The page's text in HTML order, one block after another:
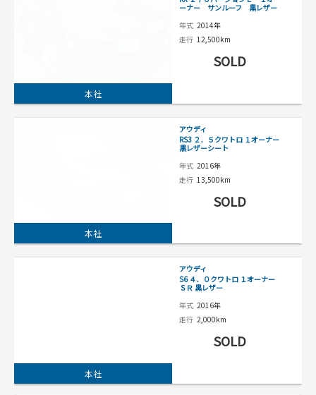
本社
ーナー サンルーフ 黒レザー
年式 2014年
走行 12,500km
SOLD
本社
アウディ
RS3 ２．５クワトロ １オーナー
黒レザーシート
年式 2016年
走行 13,500km
SOLD
本社
アウディ
S6 ４．０クワトロ １オーナー
ＳＲ 黒レザー
年式 2016年
走行 2,000km
SOLD